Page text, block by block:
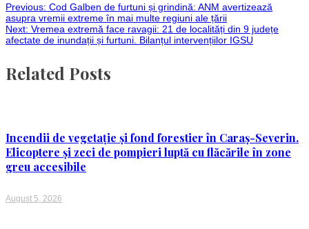
Post
navigation
Previous: Cod Galben de furtuni și grindină: ANM avertizează
asupra vremii extreme în mai multe regiuni ale țării
Next: Vremea extremă face ravagii: 21 de localități din 9 județe
afectate de inundații și furtuni. Bilanțul intervențiilor IGSU
Related Posts
Incendii de vegetație și fond forestier în Caraș-Severin.
Elicoptere și zeci de pompieri luptă cu flăcările în zone
greu accesibile
August 5, 2026